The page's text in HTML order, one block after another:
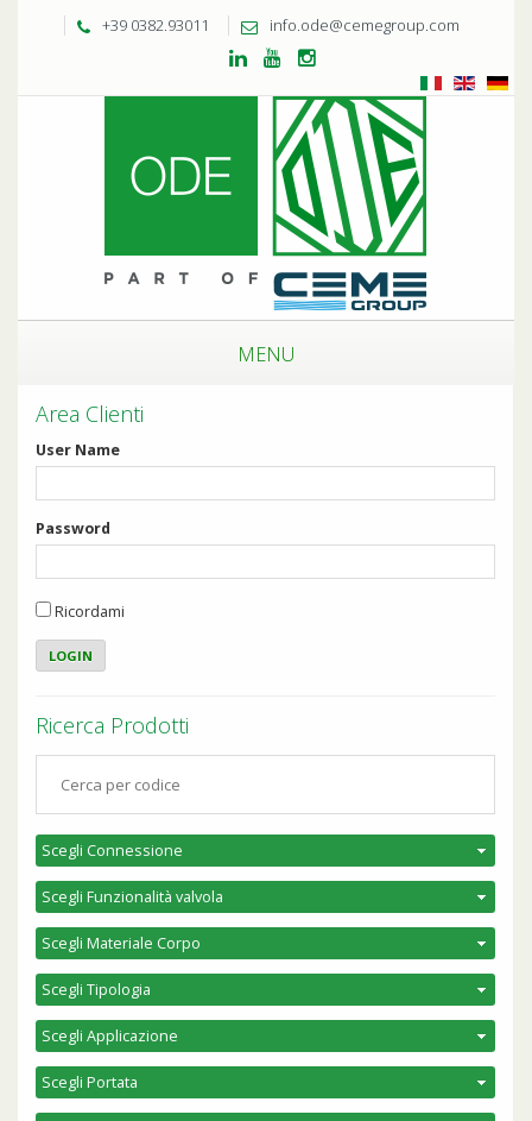
+39 0382.93011 info.ode@cemegroup.com
MENU
Area Clienti
User Name
Password
Ricordami
Ricerca Prodotti